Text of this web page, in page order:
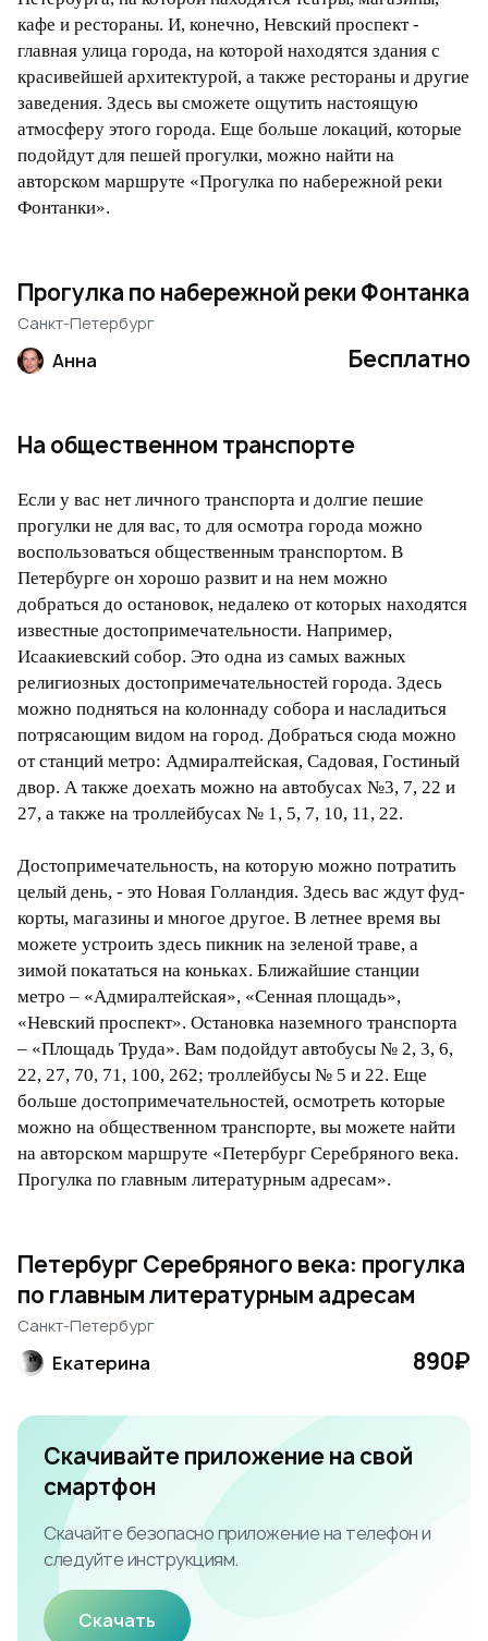
кафе и рестораны. И, конечно, Невский проспект -
главная улица города, на которой находятся здания с
красивейшей архитектурой, а также рестораны и другие
заведения. Здесь вы сможете ощутить настоящую
атмосферу этого города. Еще больше локаций, которые
подойдут для пешей прогулки, можно найти на
авторском маршруте «Прогулка по набережной реки
Фонтанки».
Прогулка по набережной реки Фонтанка
Санкт-Петербург
Анна Бесплатно
На общественном транспорте
Если у вас нет личного транспорта и долгие пешие
прогулки не для вас, то для осмотра города можно
воспользоваться общественным транспортом. В
Петербурге он хорошо развит и на нем можно
добраться до остановок, недалеко от которых находятся
известные достопримечательности. Например,
Исаакиевский собор. Это одна из самых важных
религиозных достопримечательностей города. Здесь
можно подняться на колоннаду собора и насладиться
потрясающим видом на город. Добраться сюда можно
от станций метро: Адмиралтейская, Садовая, Гостиный
двор. А также доехать можно на автобусах №3, 7, 22 и
27, а также на троллейбусах № 1, 5, 7, 10, 11, 22.
Достопримечательность, на которую можно потратить
целый день, - это Новая Голландия. Здесь вас ждут фуд-
корты, магазины и многое другое. В летнее время вы
можете устроить здесь пикник на зеленой траве, а
зимой покататься на коньках. Ближайшие станции
метро – «Адмиралтейская», «Сенная площадь»,
«Невский проспект». Остановка наземного транспорта
– «Площадь Труда». Вам подойдут автобусы № 2, 3, 6,
22, 27, 70, 71, 100, 262; троллейбусы № 5 и 22. Еще
больше достопримечательностей, осмотреть которые
можно на общественном транспорте, вы можете найти
на авторском маршруте «Петербург Серебряного века.
Прогулка по главным литературным адресам».
Петербург Серебряного века: прогулка
по главным литературным адресам
Санкт-Петербург
Екатерина 890₽
Скачивайте приложение на свой
смартфон
Скачайте безопасно приложение на телефон и
следуйте инструкциям.
Скачать